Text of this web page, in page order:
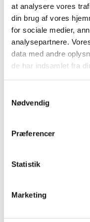
at analysere vores
din brug af vores
for sociale medier,
analysepartnere.
data med andre
de har indsamlet fra
Nødvendig
Præferencer
Statistik
Marketing
oktober (3)
september (6)
juli (2)
juni (2)
marts (10)
2010 (7)
2008 (8)